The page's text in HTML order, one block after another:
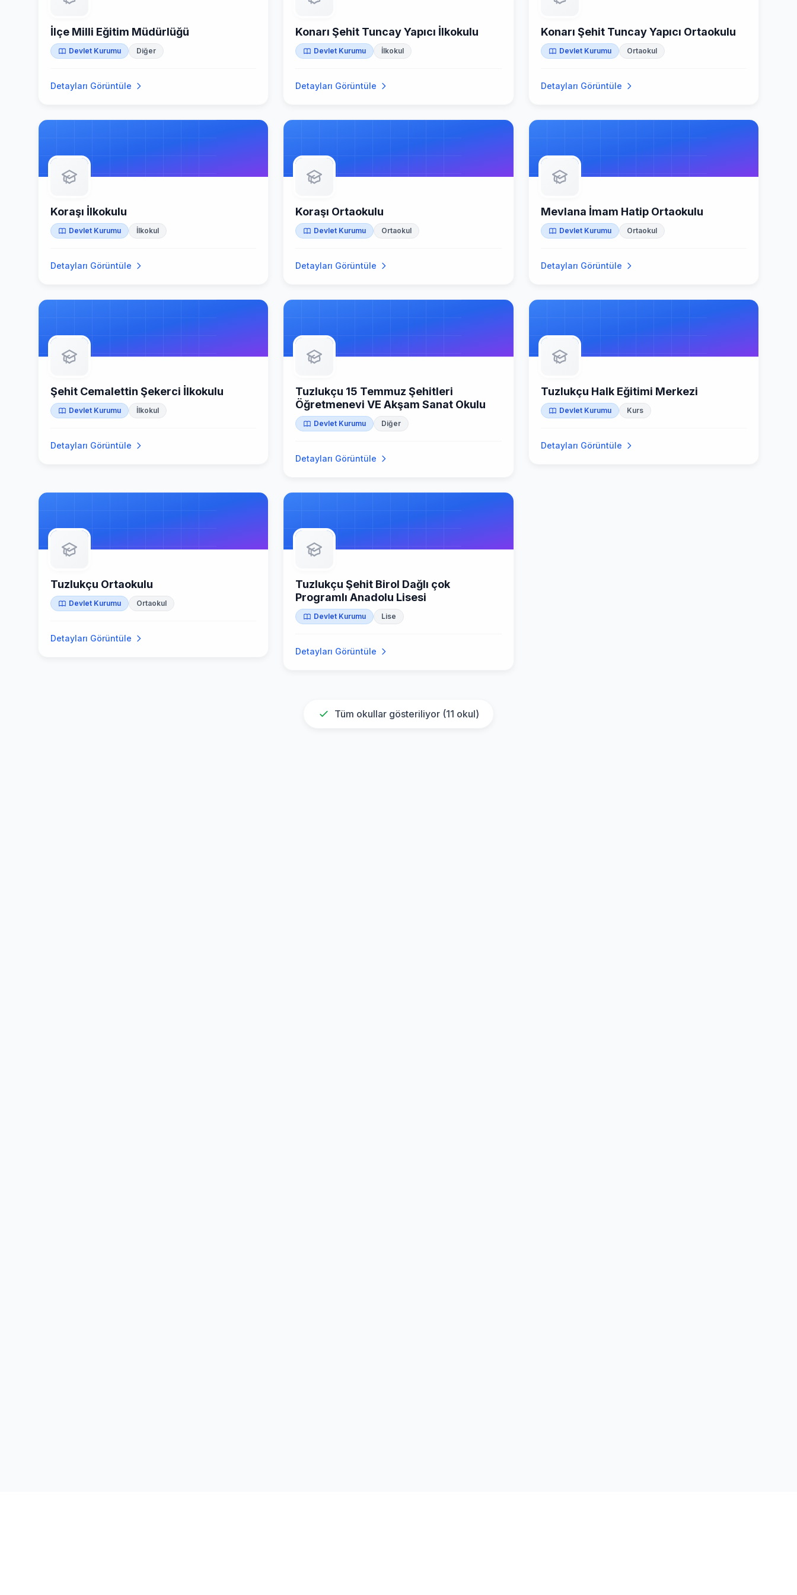
İlçe Milli Eğitim Müdürlüğü
Devlet Kurumu Diğer
Detayları Görüntüle
Konarı Şehit Tuncay Yapıcı İlkokulu
Devlet Kurumu İlkokul
Detayları Görüntüle
Konarı Şehit Tuncay Yapıcı Ortaokulu
Devlet Kurumu Ortaokul
Detayları Görüntüle
Koraşı İlkokulu
Devlet Kurumu İlkokul
Detayları Görüntüle
Koraşı Ortaokulu
Devlet Kurumu Ortaokul
Detayları Görüntüle
Mevlana İmam Hatip Ortaokulu
Devlet Kurumu Ortaokul
Detayları Görüntüle
Şehit Cemalettin Şekerci İlkokulu
Devlet Kurumu İlkokul
Detayları Görüntüle
Tuzlukçu 15 Temmuz Şehitleri
Öğretmenevi VE Akşam Sanat Okulu
Devlet Kurumu Diğer
Detayları Görüntüle
Tuzlukçu Halk Eğitimi Merkezi
Devlet Kurumu Kurs
Detayları Görüntüle
Tuzlukçu Ortaokulu
Devlet Kurumu Ortaokul
Detayları Görüntüle
Tuzlukçu Şehit Birol Dağlı çok
Programlı Anadolu Lisesi
Devlet Kurumu Lise
Detayları Görüntüle
Tüm okullar gösteriliyor (11 okul)